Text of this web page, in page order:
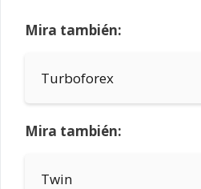
Mira también:
Turboforex
Mira también:
Twin